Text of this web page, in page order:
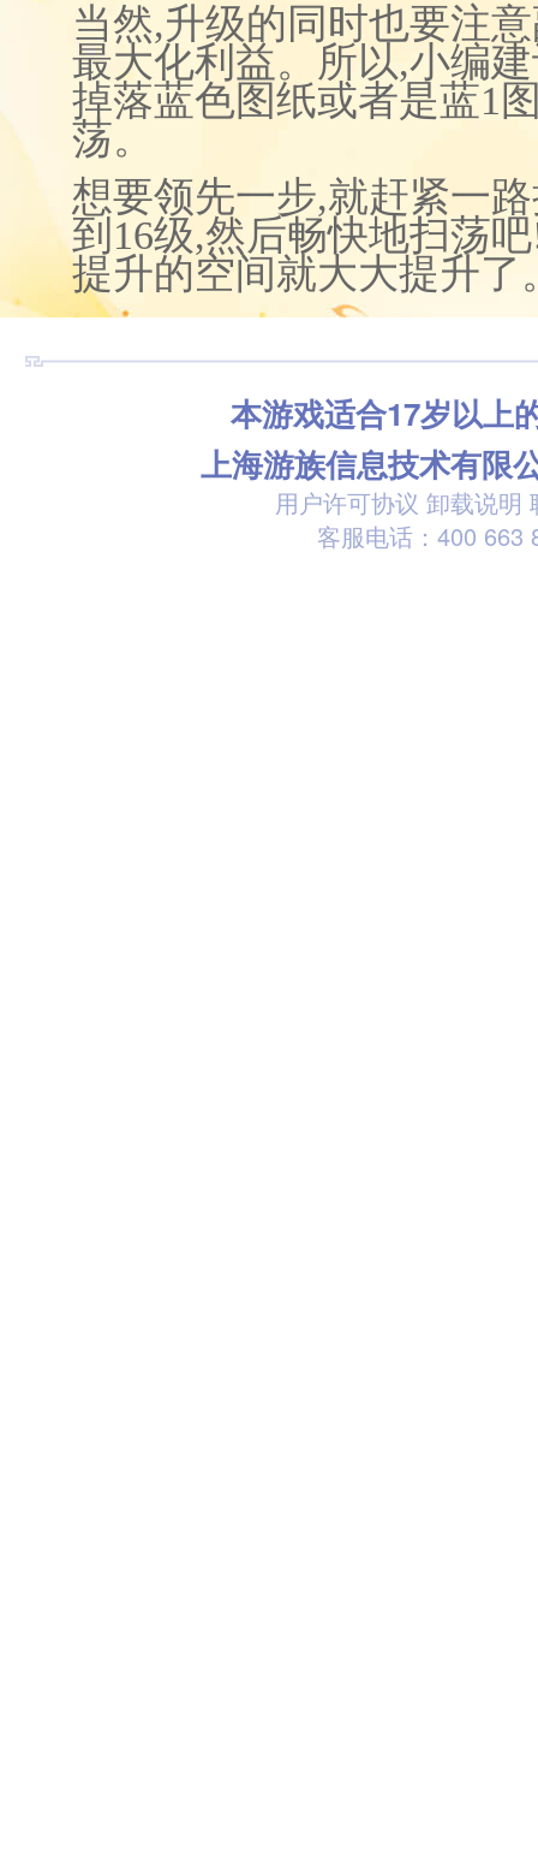
当然,升级的同时也要注
最大化利益。所以,小编
掉落蓝色图纸或者是蓝1
荡。
想要领先一步,就赶紧一
到16级,然后畅快地扫荡
提升的空间就大大提升了
本游戏适合17岁以上
上海游族信息技术有限
用户许可协议 卸载说明
客服电话：400 663